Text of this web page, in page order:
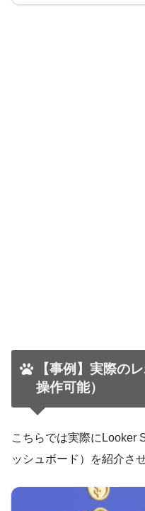
【事例】実際の
操作可能）
こちらでは実際にLooker
ッシュボード）を紹介さ